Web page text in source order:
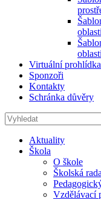
Virtuální
Sponzoři
Kontakty
Schránka důvěry
Search
for:
Aktuality
Škola
O škole
Školská rada
Vzdělávací